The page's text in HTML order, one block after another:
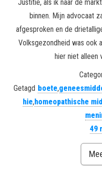
Justitie, als ik naar de
binnen. Mijn advocaat
afgesproken en de
Volksgezondheid was ook
hier niet alleen
Getagd boete,
hie,homeopathische
49